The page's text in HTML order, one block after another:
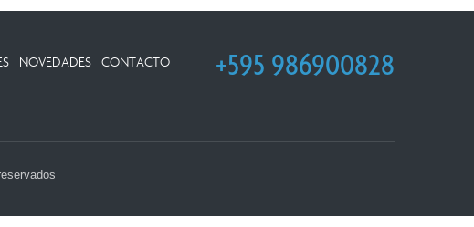
NOVEDADES
CONTACTO
+595 986900828